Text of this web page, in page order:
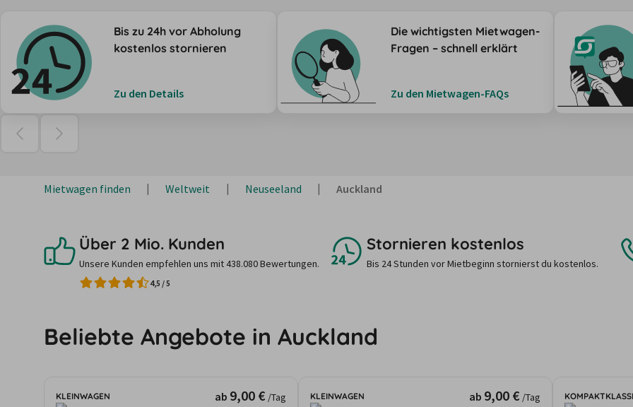
Bis zu 24h vor Abholung
kostenlos stornieren
Zu den Details
Die wichtigsten Mietwagen-
Fragen – schnell erklärt
Zu den Mietwagen-FAQs
Mietwagen finden Weltweit Neuseeland Auckland
Über 2 Mio. Kunden
Unsere Kunden empfehlen uns mit 438.080 Bewertungen.
4,5 /5
Stornieren kostenlos
Bis 24 Stunden vor Mietbeginn stornierst du kostenlos.
Beliebte Angebote in Auckland
KLEINWAGEN ab 9,00 € /Tag KLEINWAGEN ab 9,00 € /Tag